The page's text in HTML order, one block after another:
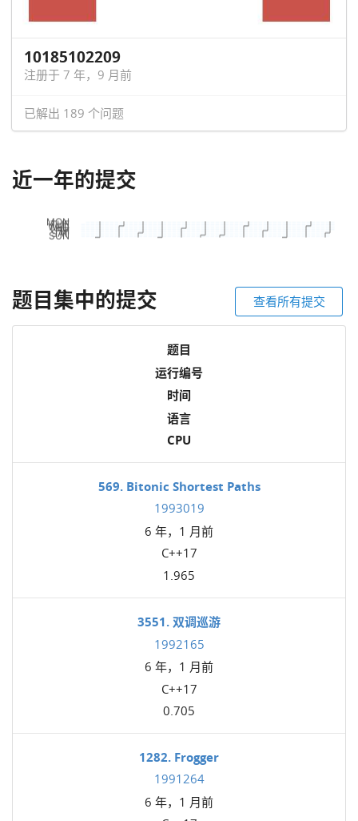
10185102209
注册于 7 年，9 月前
已解出 189 个问题
近一年的提交
题目集中的提交 查看所有提交
题目
运行编号
时间
语言
CPU
569. Bitonic Shortest Paths
1993019
6 年，1 月前
C++17
1.965
3551. 双调巡游
1992165
6 年，1 月前
C++17
0.705
1282. Frogger
1991264
6 年，1 月前